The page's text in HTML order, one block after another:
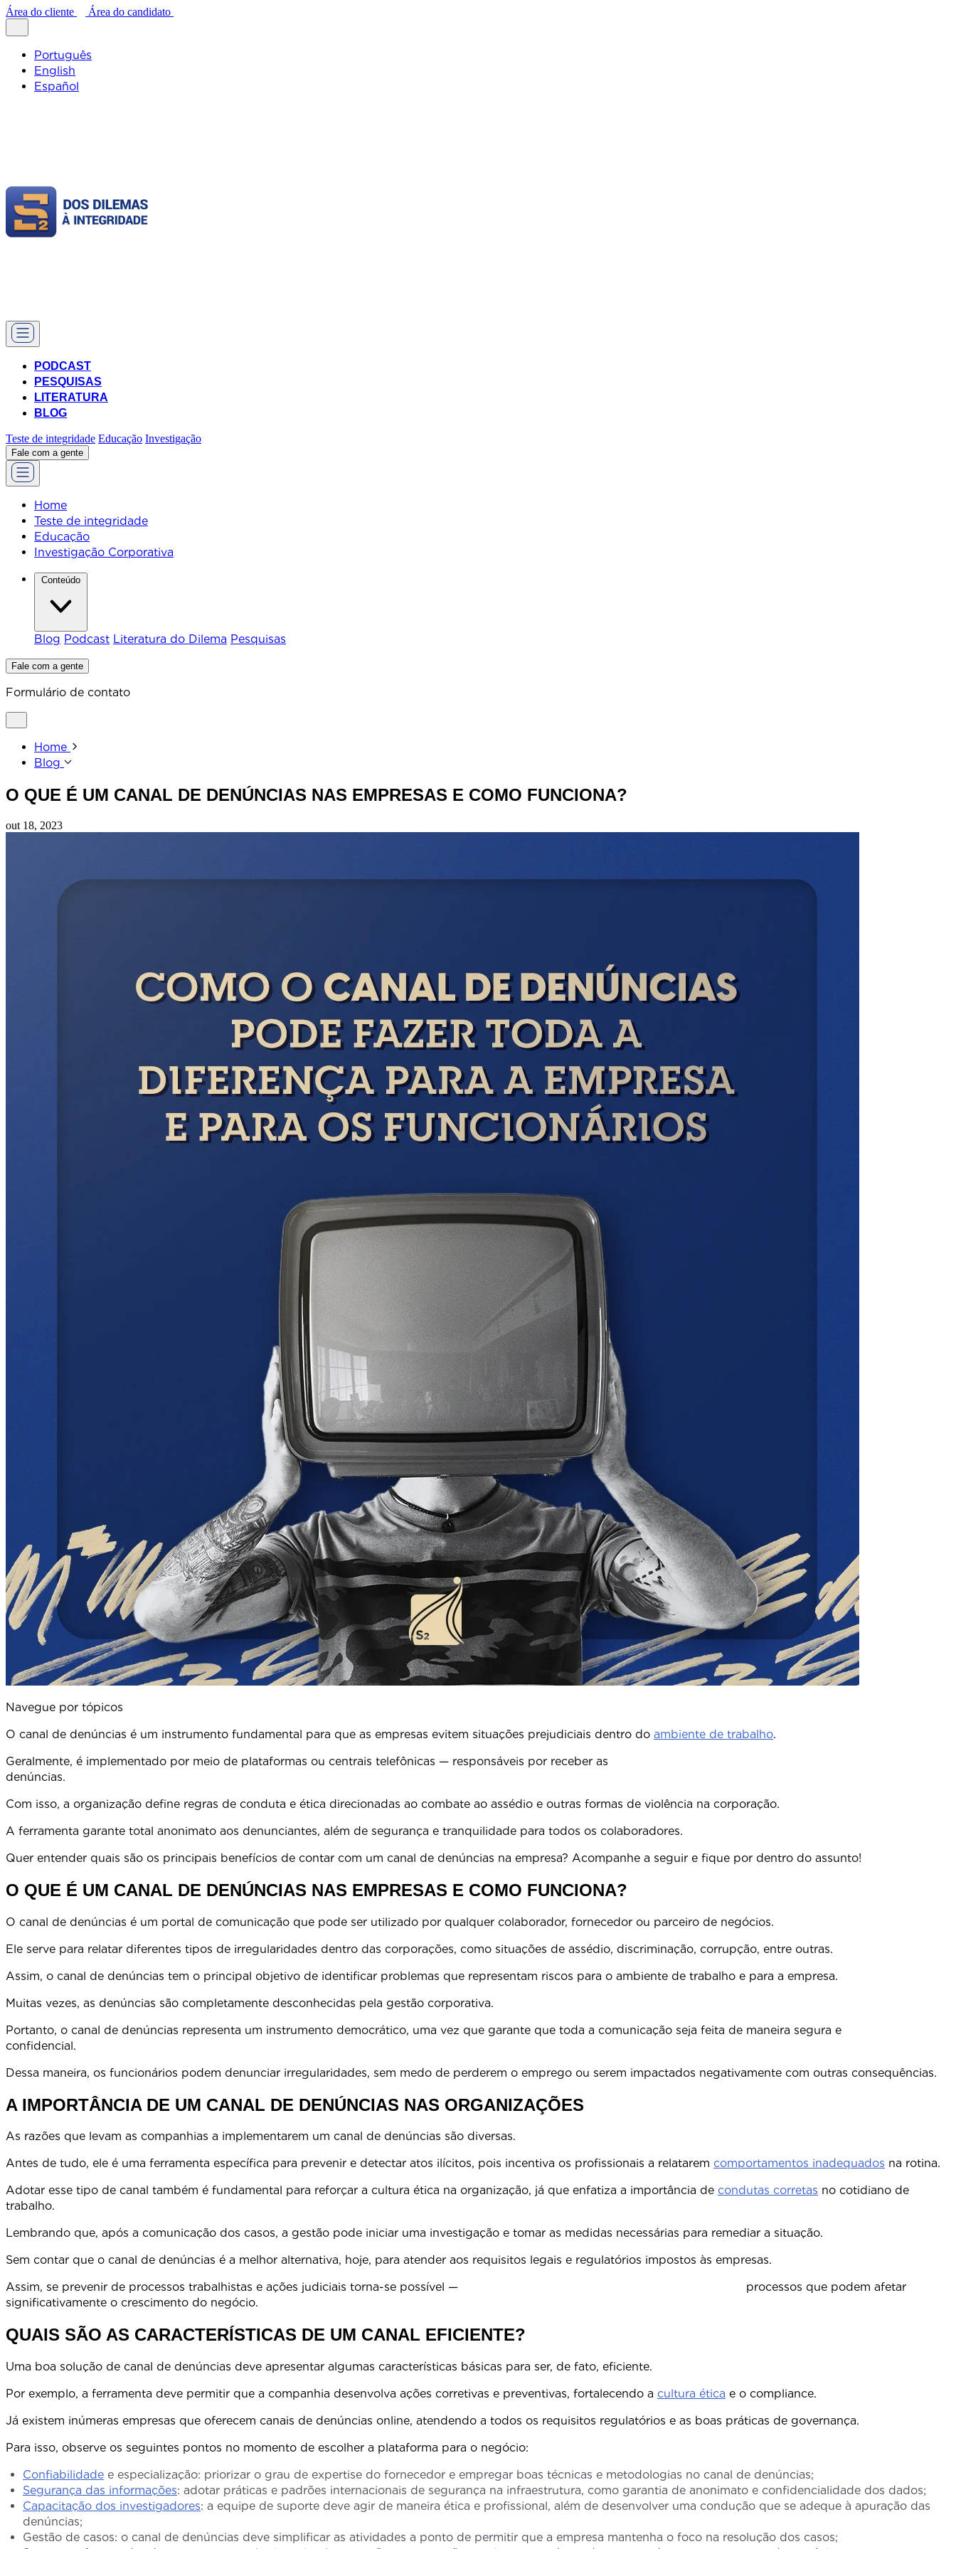
Área do cliente Área do candidato
Português
English
Español
PODCAST
PESQUISAS
LITERATURA
BLOG
Teste de integridade Educação Investigação
Fale com a gente
Home
Teste de integridade
Educação
Investigação Corporativa
Blog Podcast Literatura do Dilema Pesquisas
Fale com a gente
Formulário de contato
Home
Blog
O QUE É UM CANAL DE DENÚNCIAS NAS EMPRESAS E COMO FUNCIONA?
out 18, 2023
Navegue por tópicos
O canal de denúncias é um instrumento fundamental para que as empresas evitem situações prejudiciais dentro do ambiente de trabalho.
Geralmente, é implementado por meio de plataformas ou centrais telefônicas — responsáveis por receber as
denúncias.
Com isso, a organização define regras de conduta e ética direcionadas ao combate ao assédio e outras formas de violência na corporação.
A ferramenta garante total anonimato aos denunciantes, além de segurança e tranquilidade para todos os colaboradores.
Quer entender quais são os principais benefícios de contar com um canal de denúncias na empresa? Acompanhe a seguir e fique por dentro do assunto!
O QUE É UM CANAL DE DENÚNCIAS NAS EMPRESAS E COMO FUNCIONA?
O canal de denúncias é um portal de comunicação que pode ser utilizado por qualquer colaborador, fornecedor ou parceiro de negócios.
Ele serve para relatar diferentes tipos de irregularidades dentro das corporações, como situações de assédio, discriminação, corrupção, entre outras.
Assim, o canal de denúncias tem o principal objetivo de identificar problemas que representam riscos para o ambiente de trabalho e para a empresa.
Muitas vezes, as denúncias são completamente desconhecidas pela gestão corporativa.
Portanto, o canal de denúncias representa um instrumento democrático, uma vez que garante que toda a comunicação seja feita de maneira segura e
confidencial.
Dessa maneira, os funcionários podem denunciar irregularidades, sem medo de perderem o emprego ou serem impactados negativamente com outras consequências.
A IMPORTÂNCIA DE UM CANAL DE DENÚNCIAS NAS ORGANIZAÇÕES
As razões que levam as companhias a implementarem um canal de denúncias são diversas.
Antes de tudo, ele é uma ferramenta específica para prevenir e detectar atos ilícitos, pois incentiva os profissionais a relatarem comportamentos inadequados na rotina.
Adotar esse tipo de canal também é fundamental para reforçar a cultura ética na organização, já que enfatiza a importância de condutas corretas no cotidiano de
trabalho.
Lembrando que, após a comunicação dos casos, a gestão pode iniciar uma investigação e tomar as medidas necessárias para remediar a situação.
Sem contar que o canal de denúncias é a melhor alternativa, hoje, para atender aos requisitos legais e regulatórios impostos às empresas.
Assim, se prevenir de processos trabalhistas e ações judiciais torna-se possível — processos que podem afetar
significativamente o crescimento do negócio.
QUAIS SÃO AS CARACTERÍSTICAS DE UM CANAL EFICIENTE?
Uma boa solução de canal de denúncias deve apresentar algumas características básicas para ser, de fato, eficiente.
Por exemplo, a ferramenta deve permitir que a companhia desenvolva ações corretivas e preventivas, fortalecendo a cultura ética e o compliance.
Já existem inúmeras empresas que oferecem canais de denúncias online, atendendo a todos os requisitos regulatórios e as boas práticas de governança.
Para isso, observe os seguintes pontos no momento de escolher a plataforma para o negócio:
Confiabilidade e especialização: priorizar o grau de expertise do fornecedor e empregar boas técnicas e metodologias no canal de denúncias;
Segurança das informações: adotar práticas e padrões internacionais de segurança na infraestrutura, como garantia de anonimato e confidencialidade dos dados;
Capacitação dos investigadores: a equipe de suporte deve agir de maneira ética e profissional, além de desenvolver uma condução que se adeque à apuração das
denúncias;
Gestão de casos: o canal de denúncias deve simplificar as atividades a ponto de permitir que a empresa mantenha o foco na resolução dos casos;